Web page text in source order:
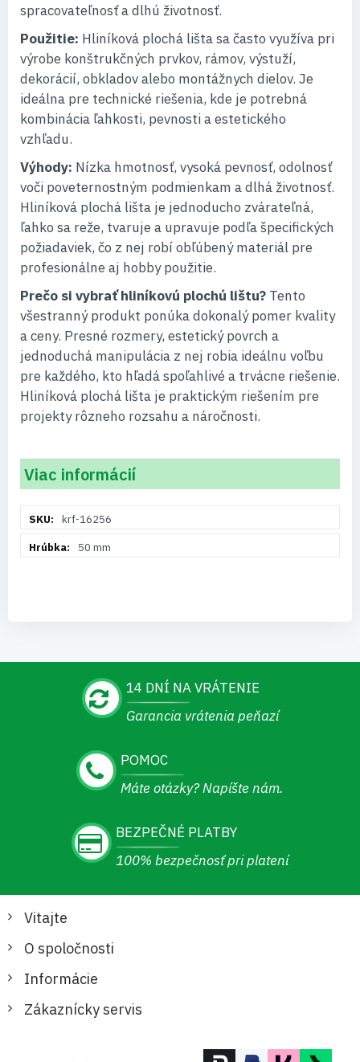
spracovateľnosť a dlhú životnosť.
Použitie: Hliníková plochá lišta sa často využíva pri
výrobe konštrukčných prvkov, rámov, výstuží,
dekorácií, obkladov alebo montážnych dielov. Je
ideálna pre technické riešenia, kde je potrebná
kombinácia ľahkosti, pevnosti a estetického
vzhľadu.
Výhody: Nízka hmotnosť, vysoká pevnosť, odolnosť
voči poveternostným podmienkam a dlhá životnosť.
Hliníková plochá lišta je jednoducho zvárateľná,
ľahko sa reže, tvaruje a upravuje podľa špecifických
požiadaviek, čo z nej robí obľúbený materiál pre
profesionálne aj hobby použitie.
Prečo si vybrať hliníkovú plochú lištu? Tento
všestranný produkt ponúka dokonalý pomer kvality
a ceny. Presné rozmery, estetický povrch a
jednoduchá manipulácia z nej robia ideálnu voľbu
pre každého, kto hľadá spoľahlivé a trvácne riešenie.
Hliníková plochá lišta je praktickým riešením pre
projekty rôzneho rozsahu a náročnosti.
Viac informácií
informáciíkrf-16256
50 mm
14 DNÍ NA VRÁTENIE
Garancia vrátenia peňazí
POMOC
Máte otázky? Napíšte nám.
BEZPEČNÉ PLATBY
100% bezpečnosť pri platení
Vitajte
O spoločnosti
Informácie
Zákaznícky servis